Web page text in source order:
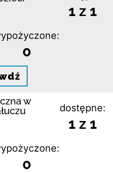
1 z 1
0
w
dostępne:
1 z 1
0